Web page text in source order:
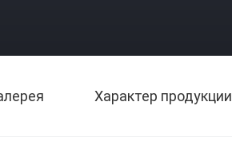
Характер продукции